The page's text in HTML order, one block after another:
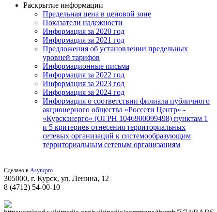
Раскрытие информации
Предельная цена в ценовой зоне
Показатели надежности
Информация за 2020 год
Информация за 2021 год
Предложения об установлении предельных
уровней тарифов
Информационные письма
Информация за 2022 год
Информация за 2023 год
Информация за 2024 год
Информация о соответствии филиала публичного
акционерного общества «Россети Центр» -
«Курскэнерго» (ОГРН 1046900099498) пунктам 1
и 5 критериев отнесения территориальных
сетевых организаций к системообразующим
территориальным сетевым организациям
Сделано в Asyncpro
305000, г. Курск, ул. Ленина, 12
8 (4712) 54-00-10